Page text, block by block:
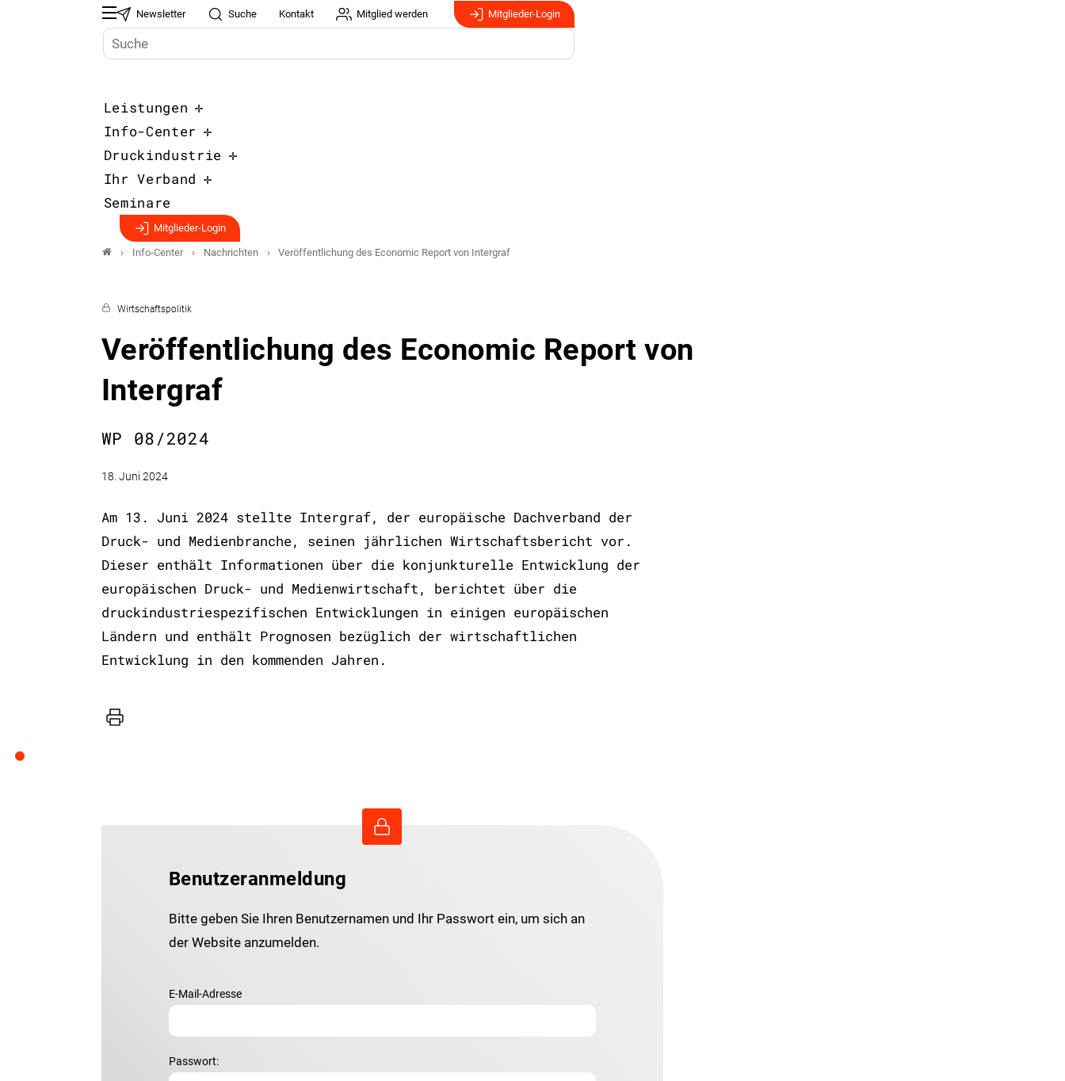
Newsletter Suche Kontakt Mitglied werden Mitglieder-Login
Leistungen
Info-Center
Druckindustrie
Ihr Verband
Seminare
Mitglieder-Login
Info-Center Nachrichten Veröffentlichung des Economic Report von Intergraf
Wirtschaftspolitik
Veröffentlichung des Economic Report von
Intergraf
WP 08/2024
18. Juni 2024
Am 13. Juni 2024 stellte Intergraf, der europäische Dachverband der
Druck- und Medienbranche, seinen jährlichen Wirtschaftsbericht vor.
Dieser enthält Informationen über die konjunkturelle Entwicklung der
europäischen Druck- und Medienwirtschaft, berichtet über die
druckindustriespezifischen Entwicklungen in einigen europäischen
Ländern und enthält Prognosen bezüglich der wirtschaftlichen
Entwicklung in den kommenden Jahren.
Drucker
Benutzeranmeldung
Bitte geben Sie Ihren Benutzernamen und Ihr Passwort ein, um sich an
der Website anzumelden.
E-Mail-Adresse
Passwort: